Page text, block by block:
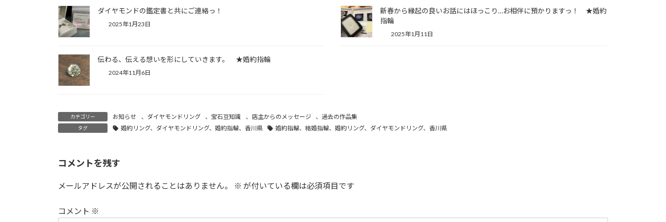
ダイヤモンドの鑑定書と共にご連絡っ！
2025年1月23日
新春から縁起の良いお話にはほっこり…お相伴に預かりますっ！ ★婚約
指輪
2025年1月11日
伝わる、伝える想いを形にしていきます。 ★婚約指輪
2024年11月6日
カテゴリー お知らせ 、 ダイヤモンドリング 、 宝石豆知識 、 店主からのメッセージ 、過去の作品集
タグ 婚約リング、ダイヤモンドリング、婚約指輪、香川県 婚約指輪、結婚指輪、婚約リング、ダイヤモンドリング、香川県
コメントを残す
メールアドレスが公開されることはありません。 ※ が付いている欄は必須項目です
コメント ※